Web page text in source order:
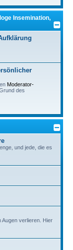
Insemination,
Moderator-
des
und jede, die es
Augen verlieren. Hier